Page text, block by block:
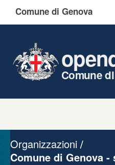
Comune di Genova
Comune
Gruppi
Organizzazioni
Comune di Genova